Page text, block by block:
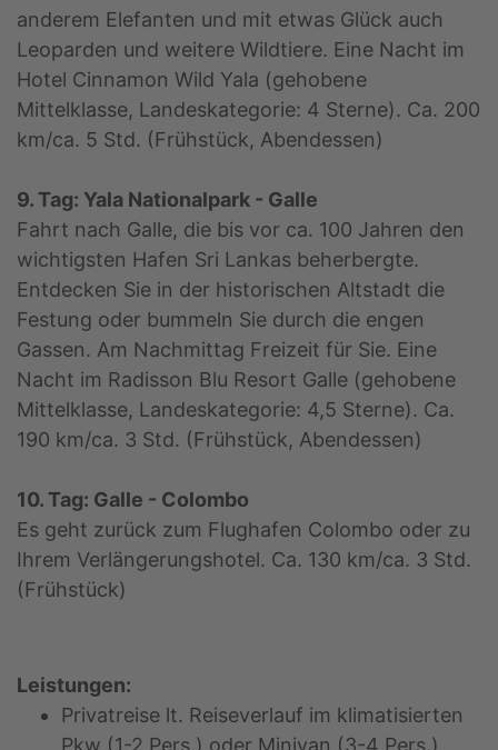
anderem Elefanten und mit etwas Glück auch
Leoparden und weitere Wildtiere. Eine Nacht im
Hotel Cinnamon Wild Yala (gehobene
Mittelklasse, Landeskategorie: 4 Sterne). Ca. 200
km/ca. 5 Std. (Frühstück, Abendessen)
9. Tag: Yala Nationalpark - Galle
Fahrt nach Galle, die bis vor ca. 100 Jahren den
wichtigsten Hafen Sri Lankas beherbergte.
Entdecken Sie in der historischen Altstadt die
Festung oder bummeln Sie durch die engen
Gassen. Am Nachmittag Freizeit für Sie. Eine
Nacht im Radisson Blu Resort Galle (gehobene
Mittelklasse, Landeskategorie: 4,5 Sterne). Ca.
190 km/ca. 3 Std. (Frühstück, Abendessen)
10. Tag: Galle - Colombo
Es geht zurück zum Flughafen Colombo oder zu
Ihrem Verlängerungshotel. Ca. 130 km/ca. 3 Std.
(Frühstück)
Leistungen:
Privatreise lt. Reiseverlauf im klimatisierten
Pkw (1-2 Pers.) oder Minivan (3-4 Pers.)